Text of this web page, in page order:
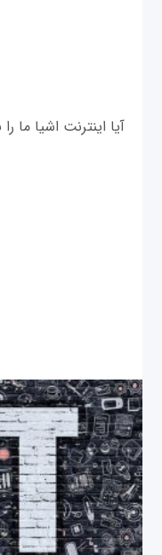
آیا اینترنت اشیا ما